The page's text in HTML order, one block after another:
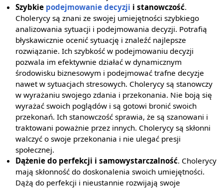
Szybkie podejmowanie decyzji i stanowczość.
Cholerycy są znani ze swojej umiejętności szybkiego
analizowania sytuacji i podejmowania decyzji. Potrafią
błyskawicznie ocenić sytuację i znaleźć najlepsze
rozwiązanie. Ich szybkość w podejmowaniu decyzji
pozwala im efektywnie działać w dynamicznym
środowisku biznesowym i podejmować trafne decyzje
nawet w sytuacjach stresowych. Cholerycy są stanowczy
w wyrażaniu swojego zdania i przekonania. Nie boją się
wyrażać swoich poglądów i są gotowi bronić swoich
przekonań. Ich stanowczość sprawia, że są szanowani i
traktowani poważnie przez innych. Cholerycy są skłonni
walczyć o swoje przekonania i nie ulegać presji
społecznej.
Dążenie do perfekcji i samowystarczalność. Cholerycy
mają skłonność do doskonalenia swoich umiejętności.
Dążą do perfekcji i nieustannie rozwijają swoje